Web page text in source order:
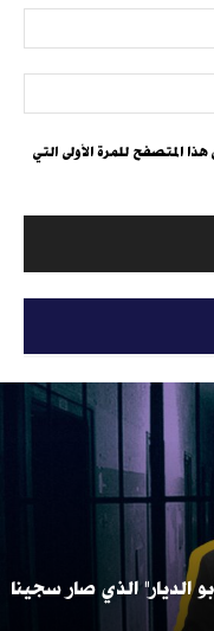
المتصفح للمرة الأولى التي
الديار" الذي صار سجينا